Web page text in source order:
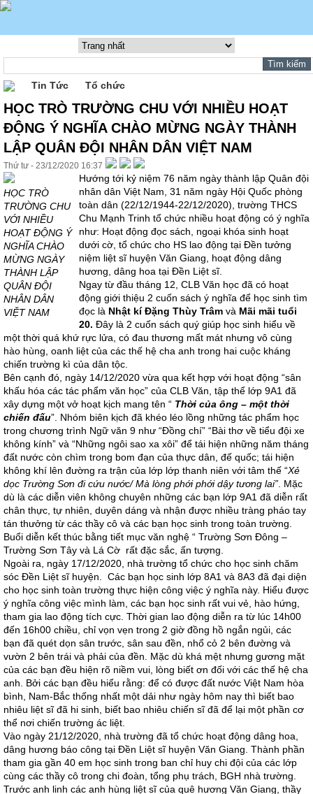
Tin Tức Tổ chức
HỌC TRÒ TRƯỜNG CHU VỚI NHIỀU HOẠT
ĐỘNG Ý NGHĨA CHÀO MỪNG NGÀY THÀNH
LẬP QUÂN ĐỘI NHÂN DÂN VIỆT NAM
Thứ tư - 23/12/2020 16:37
HỌC TRÒ
TRƯỜNG CHU
VỚI NHIỀU
HOẠT ĐỘNG Ý
NGHĨA CHÀO
MỪNG NGÀY
THÀNH LẬP
QUÂN ĐỘI
NHÂN DÂN
VIỆT NAM
Hướng tới kỷ niệm 76 năm ngày thành lập Quân đội
nhân dân Việt Nam, 31 năm ngày Hội Quốc phòng
toàn dân (22/12/1944-22/12/2020), trường THCS
Chu Mạnh Trinh tổ chức nhiều hoạt động có ý nghĩa
như: Hoạt động đọc sách, ngoại khóa sinh hoạt
dưới cờ, tổ chức cho HS lao động tại Đền tưởng
niệm liệt sĩ huyện Văn Giang, hoạt động dâng
hương, dâng hoa tại Đền Liệt sĩ.
Ngay từ đầu tháng 12, CLB Văn học đã có hoạt
động giới thiệu 2 cuốn sách ý nghĩa để học sinh tìm
đọc là Nhật kí Đặng Thùy Trâm và Mãi mãi tuổi
20. Đây là 2 cuốn sách quý giúp học sinh hiểu về
một thời quá khứ rực lửa, có đau thương mất mát nhưng vô cùng
hào hùng, oanh liệt của các thế hệ cha anh trong hai cuộc kháng
chiến trường kì của dân tộc.
Bên cạnh đó, ngày 14/12/2020 vừa qua kết hợp với hoạt động “sân
khấu hóa các tác phẩm văn học” của CLB Văn, tập thể lớp 9A1 đã
xây dựng một vở hoạt kịch mang tên “ Thời của ông – một thời
chiến đấu”. Nhóm biên kịch đã khéo léo lồng những tác phẩm học
trong chương trình Ngữ văn 9 như “Đồng chí” “Bài thơ về tiểu đội xe
không kính” và “Những ngôi sao xa xôi” để tái hiện những năm tháng
đất nước còn chìm trong bom đạn của thực dân, đế quốc; tái hiện
không khí lên đường ra trận của lớp lớp thanh niên với tâm thế “Xẻ
dọc Trường Sơn đi cứu nước/ Mà lòng phới phới dậy tương lai” . Mặc
dù là các diễn viên không chuyên những các bạn lớp 9A1 đã diễn rất
chân thực, tự nhiên, duyên dáng và nhận được nhiều tràng pháo tay
tán thưởng từ các thầy cô và các bạn học sinh trong toàn trường.
Buổi diễn kết thúc bằng tiết mục văn nghệ “ Trường Sơn Đông –
Trường Sơn Tây và Lá Cờ rất đặc sắc, ấn tượng.
Ngoài ra, ngày 17/12/2020, nhà trường tổ chức cho học sinh chăm
sóc Đền Liệt sĩ huyện. Các bạn học sinh lớp 8A1 và 8A3 đã đại diện
cho học sinh toàn trường thực hiện công việc ý nghĩa này. Hiểu được
ý nghĩa công việc mình làm, các bạn học sinh rất vui vẻ, hào hứng,
tham gia lao động tích cực. Thời gian lao động diễn ra từ lúc 14h00
đến 16h00 chiều, chỉ vọn vẹn trong 2 giờ đồng hồ ngắn ngủi, các
bạn đã quét dọn sân trước, sân sau đền, nhổ cỏ 2 bên đường và
vườn 2 bên trái và phải của đền. Mặc dù khá mệt nhưng gương mặt
của các bạn đều hiện rõ niềm vui, lòng biết ơn đối với các thế hệ cha
anh. Bởi các bạn đều hiểu rằng: để có được đất nước Việt Nam hòa
bình, Nam-Bắc thống nhất một dải như ngày hôm nay thì biết bao
nhiêu liệt sĩ đã hi sinh, biết bao nhiêu chiến sĩ đã để lại một phần cơ
thể nơi chiến trường ác liệt.
Vào ngày 21/12/2020, nhà trường đã tổ chức hoạt động dâng hoa,
dâng hương báo công tại Đền Liệt sĩ huyện Văn Giang. Thành phần
tham gia gần 40 em học sinh trong ban chỉ huy chi đội của các lớp
cùng các thầy cô trong chi đoàn, tổng phụ trách, BGH nhà trường.
Trước anh linh các anh hùng liệt sĩ của quê hương Văn Giang, thầy